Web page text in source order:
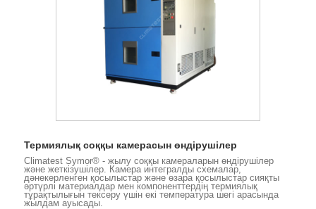
Термиялық соққы камерасын өндірушілер
Climatest Symor® - жылу соққы камераларын өндірушілер
және жеткізушілер. Камера интегралды схемалар,
дәнекерленген қосылыстар және өзара қосылыстар сияқты
әртүрлі материалдар мен компоненттердің термиялық
тұрақтылығын тексеру үшін екі температура шегі арасында
жылдам ауысады.